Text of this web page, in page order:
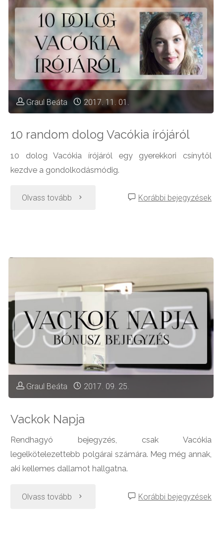
a
kezem"
Graul Beáta 2017. 11. 01.
10 random dolog Vacókia írójáról
10 dolog Vacókia írójáról egy gyerekkori csínytől
kezdve a gondolkodásmódig.
Olvass tovább "10
írójáról"
Korábbi bejegyzések
Graul Beáta 2017. 09. 25.
Vackok Napja
Rendhagyó bejegyzés, csak Vacókia
legelkötelezettebb polgárai számára. Meg még annak,
aki kellemes dallamot hallgatna.
Olvass tovább "Vackok Korábbi bejegyzések